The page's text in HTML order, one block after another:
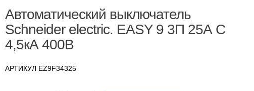
Автоматический выключатель
Schneider electric. EASY 9 3П 25А С
4,5кА 400В
АРТИКУЛ EZ9F34325